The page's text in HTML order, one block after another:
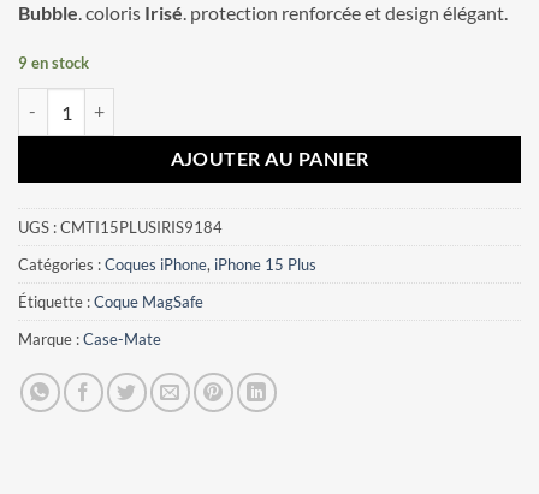
Bubble. coloris Irisé. protection renforcée et design élégant.
9 en stock
AJOUTER AU PANIER
UGS :CMTI15PLUSIRIS9184
Catégories :Coques iPhone, iPhone 15 Plus
Étiquette :Coque MagSafe
Marque :Case-Mate